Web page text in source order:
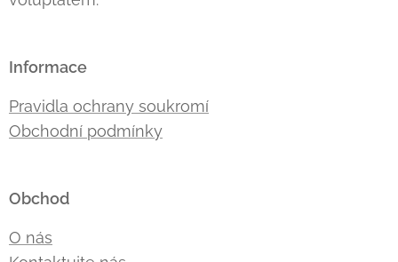
Informace
Pravidla ochrany soukromí
Obchodní podmínky
Obchod
O nás